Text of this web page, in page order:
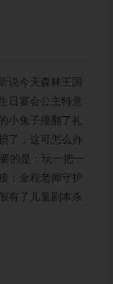
说今天森林王国
日宴会公主特意
小兔子撞翻了礼
了，这可怎么办
的是：玩一把一
；全程老师守护
有了儿童剧本杀